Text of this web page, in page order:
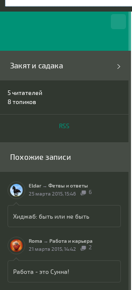
Закят и садака
5 читателей
8 топиков
RSS
Похожие записи
Eldar → Фетвы и ответы
25 марта 2015, 15:46
6
Хиджаб: быть или не быть
Roma → Работа и карьера
21 марта 2015, 14:42
2
Работа - это Сунна!